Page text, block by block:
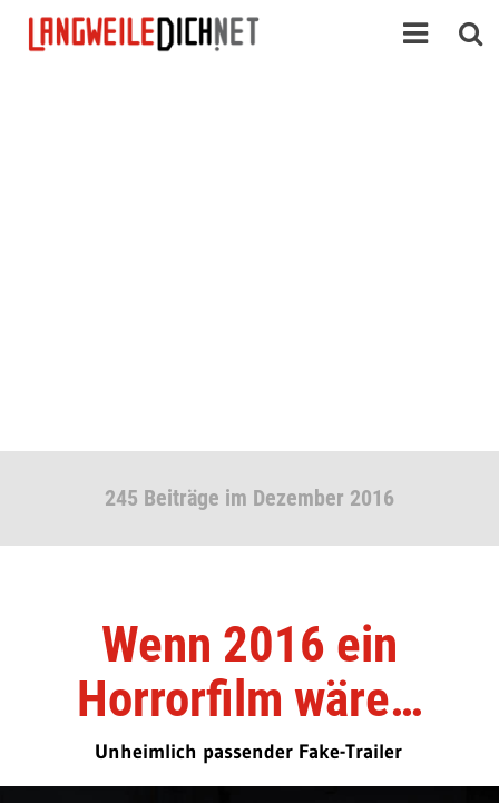
245 Beiträge im Dezember 2016
Wenn 2016 ein
Horrorfilm wäre…
Unheimlich passender Fake-Trailer